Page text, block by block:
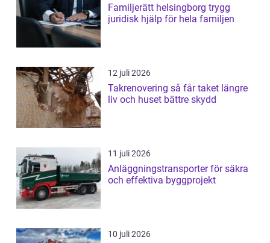
Familjerätt helsingborg trygg
juridisk hjälp för hela familjen
12 juli 2026
Takrenovering så får taket längre
liv och huset bättre skydd
11 juli 2026
Anläggningstransporter för säkra
och effektiva byggprojekt
10 juli 2026